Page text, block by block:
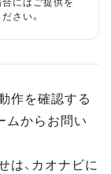
さい。
作を確認する
ムからお問い
は、カオナビに